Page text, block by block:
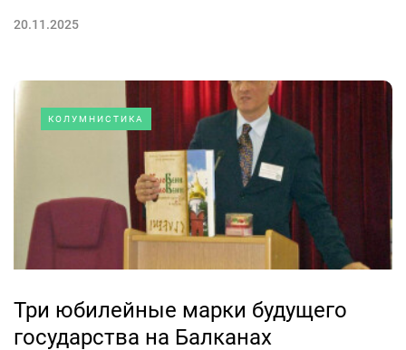
20.11.2025
КОЛУМНИСТИКА
Три юбилейные марки будущего
государства на Балканах